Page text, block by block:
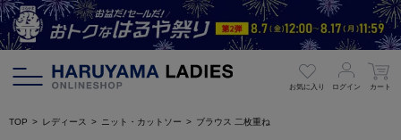
お気に入り ログイン カート
TOP レディース ニット・カットソー ブラウス 二枚重ね